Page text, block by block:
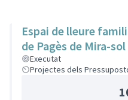
Espai de lleure
de Pagès de Mira-sol
Executat
Projectes dels